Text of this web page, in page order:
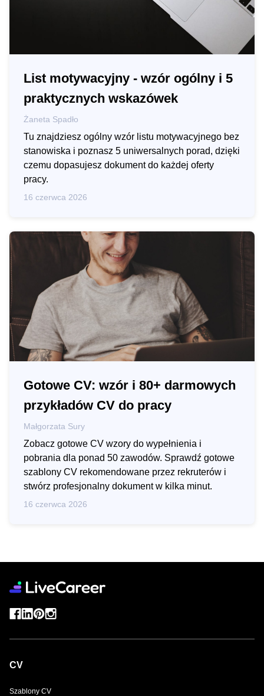
List motywacyjny - wzór ogólny i 5
praktycznych wskazówek
Żaneta Spadło
Tu znajdziesz ogólny wzór listu motywacyjnego bez
stanowiska i poznasz 5 uniwersalnych porad, dzięki
czemu dopasujesz dokument do każdej oferty
pracy.
16 czerwca 2026
Gotowe CV: wzór i 80+ darmowych
przykładów CV do pracy
Małgorzata Sury
Zobacz gotowe CV wzory do wypełnienia i
pobrania dla ponad 50 zawodów. Sprawdź gotowe
szablony CV rekomendowane przez rekruterów i
stwórz profesjonalny dokument w kilka minut.
16 czerwca 2026
CV
Szablony CV